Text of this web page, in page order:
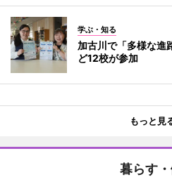
学ぶ・知る
加古川で「多様な
ど12校が参加
もっと見
暮らす・